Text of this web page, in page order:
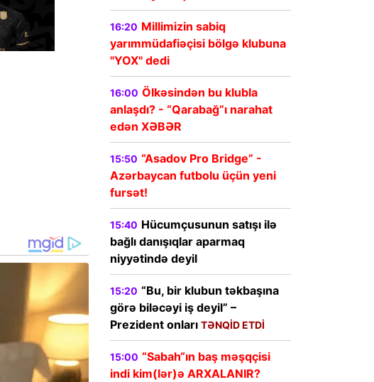
16:20 Millimizin sabiq
yarımmüdafiəçisi bölgə klubuna
"YOX" dedi
16:00 Ölkəsindən bu klubla
anlaşdı? - “Qarabağ”ı narahat
edən XƏBƏR
15:50 “Asadov Pro Bridge” -
Azərbaycan futbolu üçün yeni
fursət!
15:40 Hücumçusunun satışı ilə
bağlı danışıqlar aparmaq
niyyətində deyil
15:20 “Bu, bir klubun təkbaşına
görə biləcəyi iş deyil” –
Prezident onları TƏNQİD ETDİ
15:00 “Sabah“ın baş məşqçisi
indi kim(lər)ə ARXALANIR?